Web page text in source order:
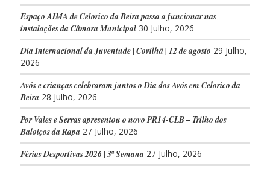
Espaço AIMA de Celorico da Beira passa a funcionar nas
instalações da Câmara Municipal 30 Julho, 2026
Dia Internacional da Juventude | Covilhã | 12 de agosto 29 Julho,
2026
Avós e crianças celebraram juntos o Dia dos Avós em Celorico da
Beira 28 Julho, 2026
Por Vales e Serras apresentou o novo PR14-CLB – Trilho dos
Baloiços da Rapa 27 Julho, 2026
Férias Desportivas 2026 | 3ª Semana 27 Julho, 2026